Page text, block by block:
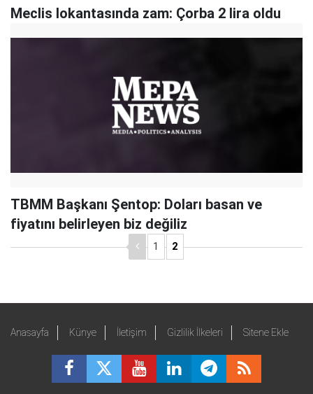
Meclis lokantasında zam: Çorba 2 lira oldu
TBMM Başkanı Şentop: Doları basan ve
fiyatını belirleyen biz değiliz
1 2
Anasayfa Künye İletişim Gizlilik İlkeleri Sitene Ekle